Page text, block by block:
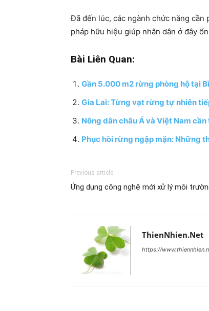
Đã đến lúc, các ngành chức năng
pháp hữu hiệu giúp nhân dân ở đây
Bài Liên Quan:
Gần 5.000 m2 rừng phòng hộ tại
Gia Lai: Từng vạt rừng tự nhiên
Nông dân châu Á và Việt Nam
Phục hồi rừng ngập mặn: Những
Previous article
Ứng dụng công nghệ mới xử lý môi
ThienNhien.Net
https://